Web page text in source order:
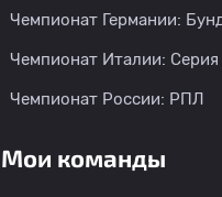
Чемпионат Германии:
Чемпионат Италии:
Чемпионат России: РПЛ
Мои команды